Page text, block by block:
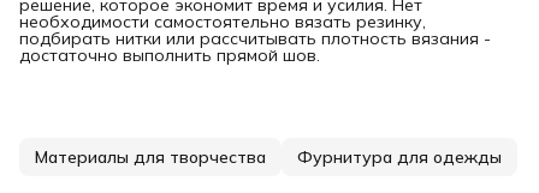
решение, которое экономит время и усилия. Нет
необходимости самостоятельно вязать резинку,
подбирать нитки или рассчитывать плотность вязания -
достаточно выполнить прямой шов.
Материалы для творчества Фурнитура для одежды